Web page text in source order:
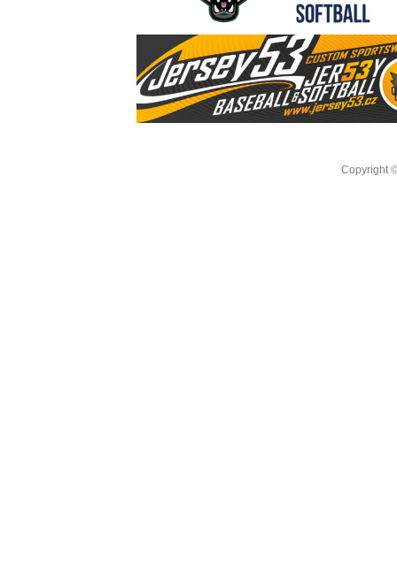
Copyright